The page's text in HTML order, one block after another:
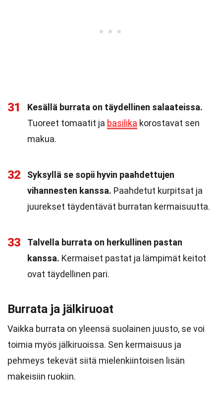
31
Kesällä burrata on täydellinen salaateissa.
Tuoreet tomaatit ja basilika korostavat sen
makua.
32
Syksyllä se sopii hyvin paahdettujen
vihannesten kanssa. Paahdetut kurpitsat ja
juurekset täydentävät burratan kermaisuutta.
33
Talvella burrata on herkullinen pastan
kanssa. Kermaiset pastat ja lämpimät keitot
ovat täydellinen pari.
Burrata ja jälkiruoat
Vaikka burrata on yleensä suolainen juusto, se voi
toimia myös jälkiruoissa. Sen kermaisuus ja
pehmeys tekevät siitä mielenkiintoisen lisän
makeisiin ruokiin.